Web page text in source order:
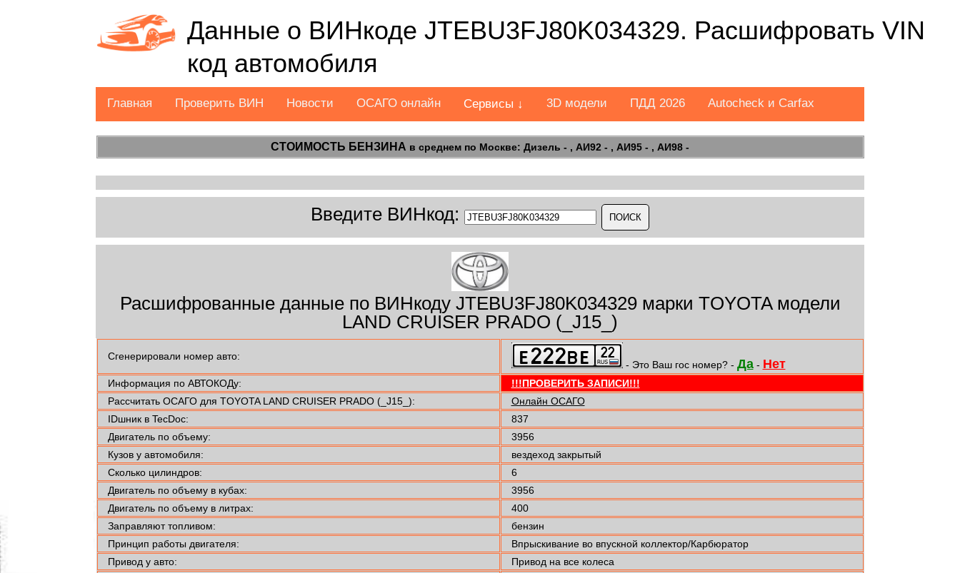
Данные о ВИНкоде JTEBU3FJ80K034329. Расшифровать VIN
код автомобиля
Главная Проверить ВИН Новости ОСАГО онлайн Сервисы ↓ 3D модели ПДД 2026 Autocheck и Carfax
СТОИМОСТЬ БЕНЗИНА в среднем по Москве: Дизель - , АИ92 - , АИ95 - , АИ98 -
Введите ВИНкод:
Расшифрованные данные по ВИНкоду JTEBU3FJ80K034329 марки TOYOTA модели
LAND CRUISER PRADO (_J15_)
Сгенерировали номер авто:
- Это Ваш гос номер? - Да- Нет
Информация по АВТОКОДу:
!!!ПРОВЕРИТЬ ЗАПИСИ!!!
Рассчитать ОСАГО для TOYOTA LAND CRUISER PRADO (_J15_):
Онлайн ОСАГО
IDшник в TecDoc:
837
Двигатель по объему:
3956
Кузов у автомобиля:
вездеход закрытый
Сколько цилиндров:
6
Двигатель по объему в кубах:
3956
Двигатель по объему в литрах:
400
Заправляют топливом:
бензин
Принцип работы двигателя:
Впрыскивание во впускной коллектор/Карбюратор
Привод у авто:
Привод на все колеса